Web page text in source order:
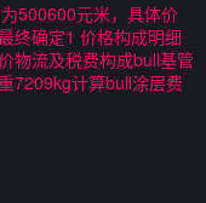
500600元米，具体价
终确定1 价格构成明细
物流及税费构成bull基管
7209kg计算bull涂层费